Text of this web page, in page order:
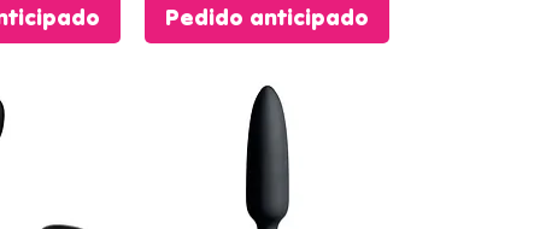
Pedido anticipado